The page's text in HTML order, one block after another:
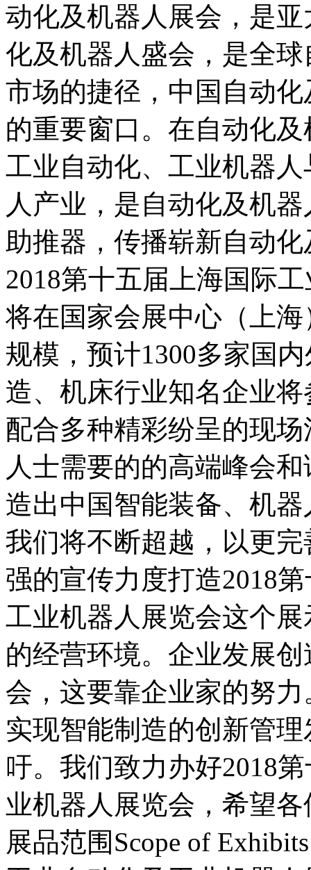
动化及机器人展会，是
化及机器人盛会，是全
市场的捷径，中国自动
的重要窗口。在自动化
工业自动化、工业机器
人产业，是自动化及机
助推器，传播崭新自动
2018第十五届上海国际
将在国家会展中心（上
规模，预计1300多家国
造、机床行业知名企业
配合多种精彩纷呈的现
人士需要的的高端峰会
造出中国智能装备、机
我们将不断超越，以更
强的宣传力度打造2018
工业机器人展览会这个
的经营环境。企业发展
会，这要靠企业家的努
实现智能制造的创新管
吁。我们致力办好2018
业机器人展览会，希望
展品范围Scope of Exhibits